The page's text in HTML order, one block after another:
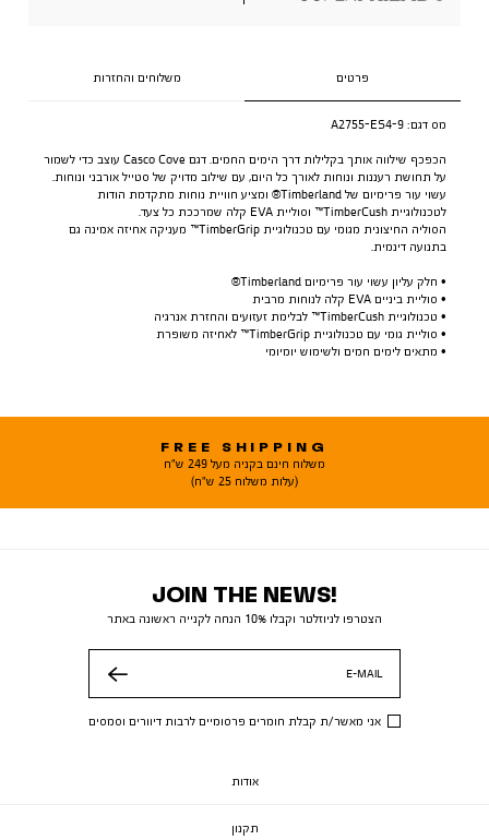
פרטים משלוחים והחזרות
מס דגם: A2755-ES4-9
הכפכף שילווה אותך בקלילות דרך הימים החמים. דגם Casco Cove עוצב כדי לשמור
על תחושת רעננות ונוחות לאורך כל היום, עם שילוב מדויק של סטייל אורבני ונוחות.
עשוי עור פרימיום של Timberland® ומציע חוויית נוחות מתקדמת הודות
לטכנולוגיית TimberCush™ וסוליית EVA קלה שמרככת כל צעד.
הסוליה החיצונית מגומי עם טכנולוגיית TimberGrip™ מעניקה אחיזה אמינה גם
בתנועה דינמית.
• חלק עליון עשוי עור פרימיום Timberland®
• סוליית ביניים EVA קלה לנוחות מרבית
• טכנולוגיית TimberCush™ לבלימת זעזועים והחזרת אנרגיה
• סוליית גומי עם טכנולוגיית TimberGrip™ לאחיזה משופרת
• מתאים לימים חמים ולשימוש יומיומי
FREE SHIPPING
משלוח חינם בקניה מעל 249 ש"ח
(עלות משלוח 25 ש"ח)
JOIN THE NEWS!
הצטרפו לניוזלטר וקבלו 10% הנחה לקנייה ראשונה באתר
E-MAIL
אני מאשר/ת קבלת חומרים פרסומיים לרבות דיוורים וסמסים
אודות
תקנון